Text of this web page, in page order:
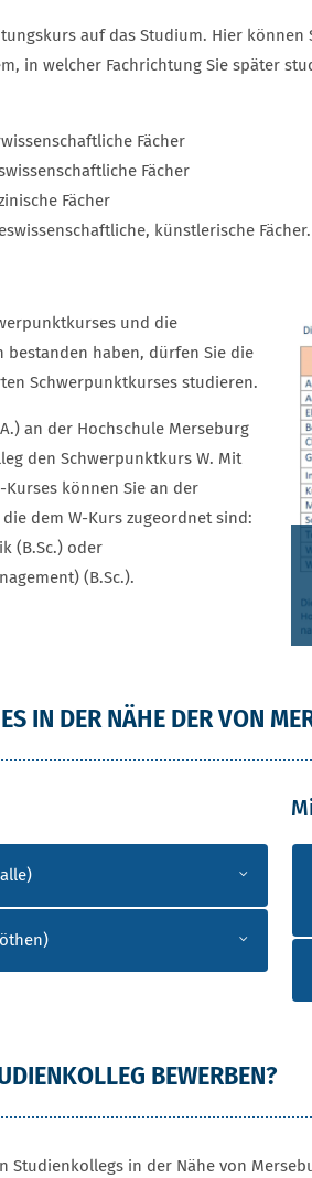
auf das Studium. Hier
in welcher Fachrichtung Sie später
Fächer
Fächer
Fächer
künstlerische Fächer.
und die
haben, dürfen Sie die
Schwerpunktkurses studieren.
an der Hochschule Merseburg
den Schwerpunktkurs W. Mit
können Sie an der
dem W-Kurs zugeordnet sind:
(B.Sc.) oder
(B.Sc.).
IN DER NÄHE DER VON
BEWERBEN?
Studienkollegs in der Nähe von